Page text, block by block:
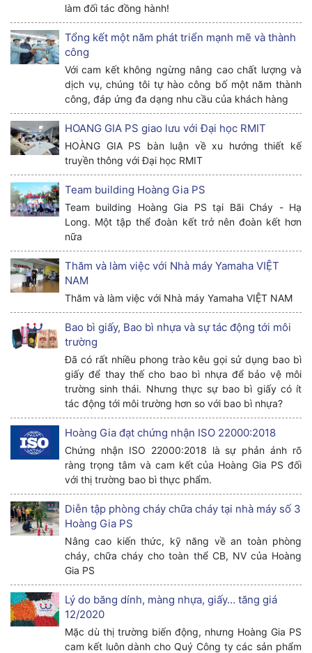
làm đối tác đồng hành!
Tổng kết một năm phát triển mạnh mẽ và thành
công
Với cam kết không ngừng nâng cao chất lượng và
dịch vụ, chúng tôi tự hào công bố một năm thành
công, đáp ứng đa dạng nhu cầu của khách hàng
HOANG GIA PS giao lưu với Đại học RMIT
HOÀNG GIA PS bàn luận về xu hướng thiết kế
truyền thông với Đại học RMIT
Team building Hoàng Gia PS
Team building Hoàng Gia PS tại Bãi Cháy - Hạ
Long. Một tập thể đoàn kết trở nên đoàn kết hơn
nữa
Thăm và làm việc với Nhà máy Yamaha VIỆT
NAM
Thăm và làm việc với Nhà máy Yamaha VIỆT NAM
Bao bì giấy, Bao bì nhựa và sự tác động tới môi
trường
Đã có rất nhiều phong trào kêu gọi sử dụng bao bì
giấy để thay thế cho bao bì nhựa để bảo vệ môi
trường sinh thái. Nhưng thực sự bao bì giấy có ít
tác động tới môi trường hơn so với bao bì nhựa?
Hoàng Gia đạt chứng nhận ISO 22000:2018
Chứng nhận ISO 22000:2018 là sự phản ánh rõ
ràng trọng tâm và cam kết của Hoàng Gia PS đối
với thị trường bao bì thực phẩm.
Diễn tập phòng cháy chữa cháy tại nhà máy số 3
Hoàng Gia PS
Nâng cao kiến thức, kỹ năng về an toàn phòng
cháy, chữa cháy cho toàn thể CB, NV của Hoàng
Gia PS
Lý do băng dính, màng nhựa, giấy… tăng giá
12/2020
Mặc dù thị trường biến động, nhưng Hoàng Gia PS
cam kết luôn dành cho Quý Công ty các sản phẩm